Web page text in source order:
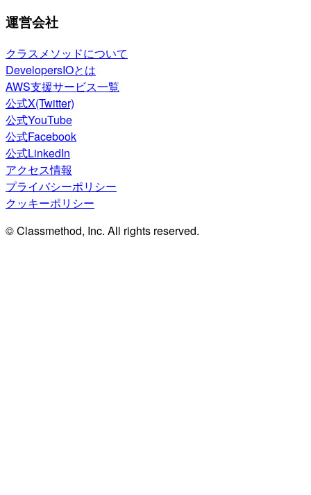
運営会社
クラスメソッドについて
DevelopersIOとは
AWS支援サービス一覧
公式X(Twitter)
公式YouTube
公式Facebook
公式LinkedIn
アクセス情報
プライバシーポリシー
クッキーポリシー
© Classmethod, Inc. All rights reserved.